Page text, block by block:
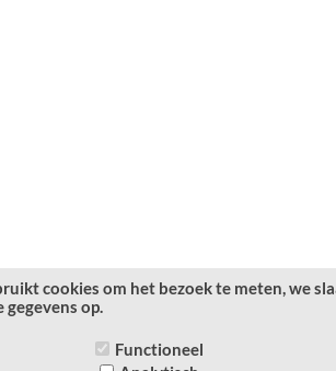
cookies om het bezoek te meten, we
op.
Functioneel